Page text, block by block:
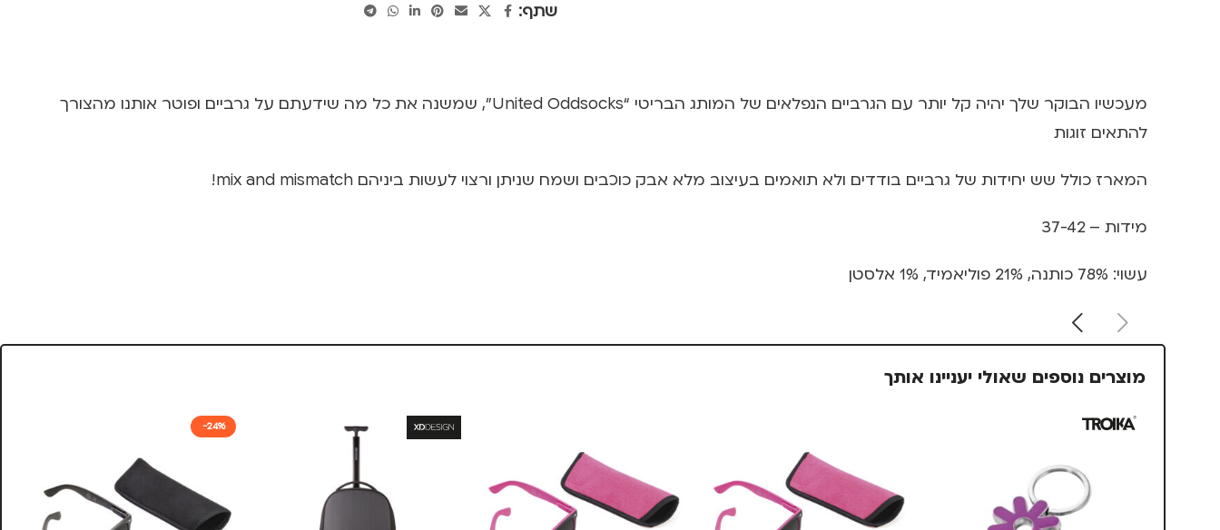
שתף:
מעכשיו הבוקר שלך יהיה קל יותר עם הגרביים הנפלאים של המותג הבריטי “United Oddsocks”, שמשנה את כל מה שידעתם על גרביים ופוטר אותנו מהצורך
להתאים זוגות
המארז כולל שש יחידות של גרביים בודדים ולא תואמים בעיצוב מלא אבק כוכבים ושמח שניתן ורצוי לעשות ביניהם mix and mismatch!
מידות – 37-42
עשוי: 78% כותנה, 21% פוליאמיד, 1% אלסטן
מוצרים נוספים שאולי יעניינו אותך
-24%